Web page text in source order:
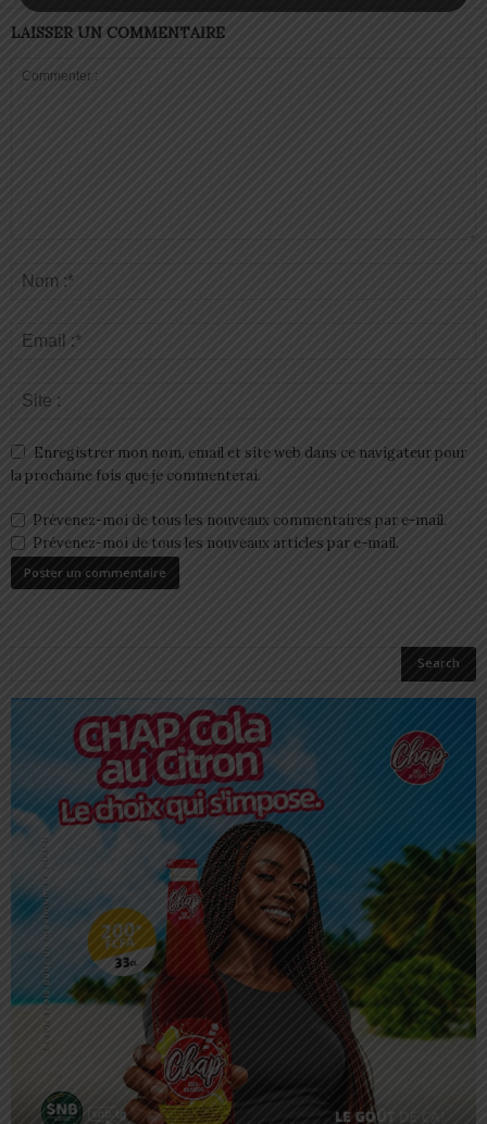
LAISSER UN COMMENTAIRE
Enregistrer mon nom, email et site web dans ce navigateur pour
la prochaine fois que je commenterai.
Prévenez-moi de tous les nouveaux commentaires par e-mail.
Prévenez-moi de tous les nouveaux articles par e-mail.